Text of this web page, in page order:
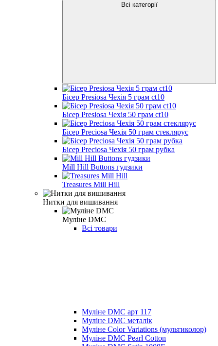
Всі категорії
Бісер Presiosa Чехія 5 грам ct10
Бісер Presiosa Чехія 50 грам ct10
Бісер Preciosa Чехія 50 грам стеклярус
Бісер Preciosa Чехія 50 грам рубка
Mill Hill Buttons гудзики
Treasures Mill Hill
Нитки для вишивання
Муліне DMC
Всі товари
Муліне DMC арт 117
Муліне DMC металік
Муліне Color Variations (мультиколор)
Муліне DMC Pearl Cotton